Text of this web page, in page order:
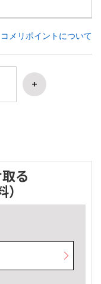
コメリポイントについて
る
）